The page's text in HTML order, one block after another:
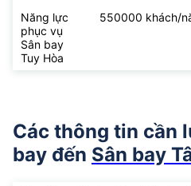
Năng lực
phục vụ
Sân bay
Tuy Hòa
550000 khách/
Các thông tin cần
bay đến Sân bay